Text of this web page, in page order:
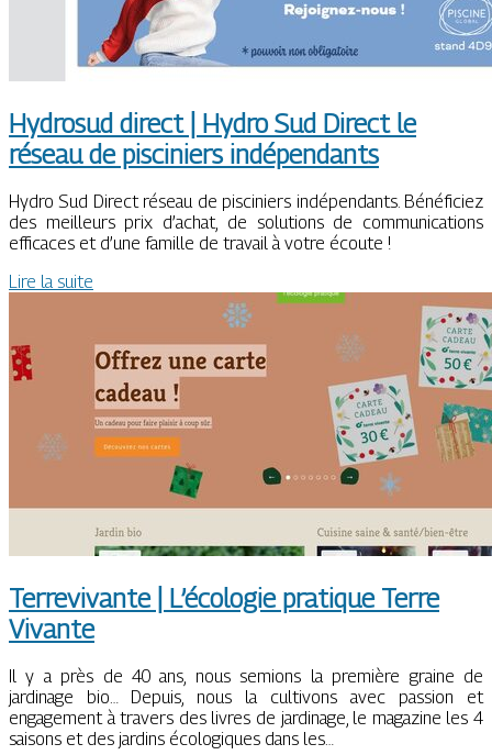
Hydrosud direct | Hydro Sud Direct le
réseau de pisciniers indépen­dants
Hydro Sud Direct réseau de pisciniers indépendants. Bénéficiez
des meilleurs prix d’achat, de solutions de communications
efficaces et d’une famille de travail à votre écoute !
Lire la suite
Ter­revi­van­te | L’écologie pratique Terre
Vivante
Il y a près de 40 ans, nous semions la première graine de
jardinage bio… Depuis, nous la cultivons avec passion et
engagement à travers des livres de jardinage, le magazine les 4
saisons et des jardins écologiques dans les…